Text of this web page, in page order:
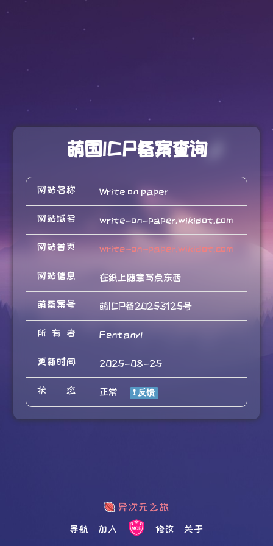
萌国ICP备案查询
网站名称 Write on paper
网站域名 write-on-paper.wikidot.com
网站首页 write-on-paper.wikidot.com
网站信息 在纸上随意写点东西
萌备案号 萌ICP备20253125号
所有者 Fentanyl
更新时间 2025-08-25
状态 正常
导航 加入 修改 关于